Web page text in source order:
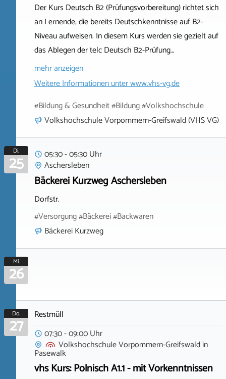
Der Kurs Deutsch B2 (Prüfungsvorbereitung) richtet sich
an Lernende, die bereits Deutschkenntnisse auf B2-
Niveau aufweisen. In diesem Kurs werden sie gezielt auf
das Ablegen der telc Deutsch B2-Prüfung…
mehr anzeigen
Weitere Informationen unterwww.vhs-vg.de
#Bildung & Gesundheit #Bildung #Volkshochschule
Volkshochschule Vorpommern-Greifswald (VHS VG)
Di.
25
05:30 - 05:30 Uhr
Aschersleben
Bäckerei Kurzweg Aschersleben
Dorfstr.
#Versorgung #Bäckerei #Backwaren
Bäckerei Kurzweg
Mi.
26
Do.
27
Restmüll
07:30 - 09:00 Uhr
Volkshochschule Vorpommern-Greifswaldin
Pasewalk
vhs Kurs: Polnisch A1.1 - mit Vorkenntnissen